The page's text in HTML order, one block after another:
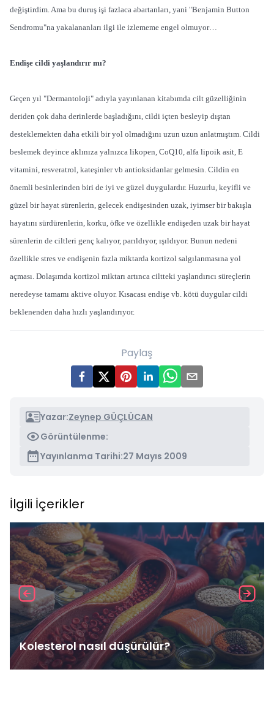
değiştirdim. Ama bu duruş işi fazlaca abartanları, yani "Benjamin Button
Sendromu"na yakalananları ilgi ile izlememe engel olmuyor…
Endişe cildi yaşlandırır mı?
Geçen yıl "Dermantoloji" adıyla yayınlanan kitabımda cilt güzelliğinin
deriden çok daha derinlerde başladığını, cildi içten besleyip dıştan
desteklemekten daha etkili bir yol olmadığını uzun uzun anlatmıştım. Cildi
beslemek deyince aklınıza yalnızca likopen, CoQ10, alfa lipoik asit, E
vitamini, resveratrol, kateşinler vb antioksidanlar gelmesin. Cildin en
önemli besinlerinden biri de iyi ve güzel duygulardır. Huzurlu, keyifli ve
güzel bir hayat sürenlerin, gelecek endişesinden uzak, iyimser bir bakışla
hayatını sürdürenlerin, korku, öfke ve özellikle endişeden uzak bir hayat
sürenlerin de ciltleri genç kalıyor, parıldıyor, ışıldıyor. Bunun nedeni
özellikle stres ve endişenin fazla miktarda kortizol salgılanmasına yol
açması. Dolaşımda kortizol miktarı artınca ciltteki yaşlandırıcı süreçlerin
neredeyse tamamı aktive oluyor. Kısacası endişe vb. kötü duygular cildi
beklenenden daha hızlı yaşlandırıyor.
Paylaş
Yazar:Zeynep GÜÇLÜCAN
Görüntülenme:
Yayınlanma Tarihi:27 Mayıs 2009
İlgili İçerikler
Kolesterol nasıl düşürülür?